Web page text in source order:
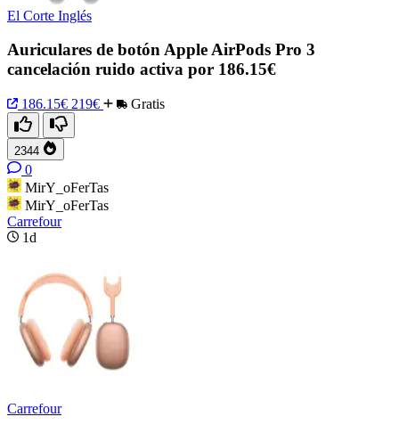
El Corte Inglés
Auriculares de botón Apple AirPods Pro 3
cancelación ruido activa por 186.15€
186.15€ 219€ Gratis
2344
0
MirY_oFerTas
MirY_oFerTas
Carrefour
1d
Carrefour